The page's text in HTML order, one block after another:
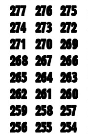
277 276 275
274 273 272
271 270 269
268 267 266
265 264 263
262 261 260
259 258 257
256 255 254